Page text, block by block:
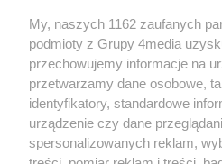
My, naszych 1162 zaufanych
podmioty z Grupy 4media
przechowujemy informacje na
przetwarzamy dane osobowe,
identyfikatory, standardowe
urządzenie czy dane
spersonalizowanych reklam,